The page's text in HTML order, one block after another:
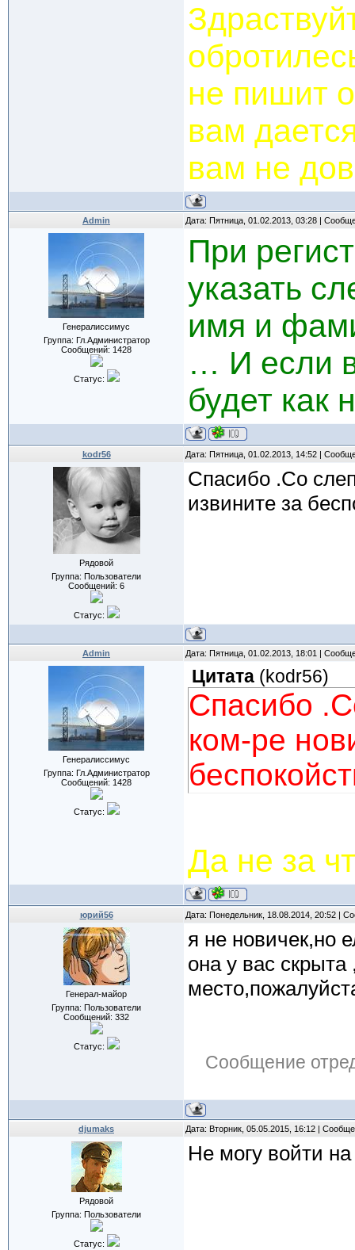
не пишит
вам
вам не
Admin Дата: Пятница, 01.02.2013, 03:28 |
Генералиссимус
Группа: Гл.Администратор
Сообщений: 1428
Статус:
При
указать
имя и
… И если
будет как
kodr56 Дата: Пятница, 01.02.2013, 14:52 |
Рядовой
Группа: Пользователи
Сообщений: 6
Статус:
Спасибо .Со
извините за
Admin Дата: Пятница, 01.02.2013, 18:01 |
Генералиссимус
Группа: Гл.Администратор
Сообщений: 1428
Статус:
Цитата (kodr56)
Спасибо
ком-ре
Да не за
юрий56 Дата: Понедельник, 18.08.2014, 20:52 |
Генерал-майор
Группа: Пользователи
Сообщений: 332
Статус:
я не новичек,но
она у вас скрыта
Сообщение
djumaks Дата: Вторник, 05.05.2015, 16:12 |
Рядовой
Группа: Пользователи
Статус:
Не могу войти